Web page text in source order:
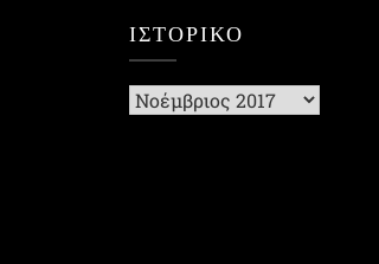
ΙΣΤΟΡΙΚΌ
Ιστορικό